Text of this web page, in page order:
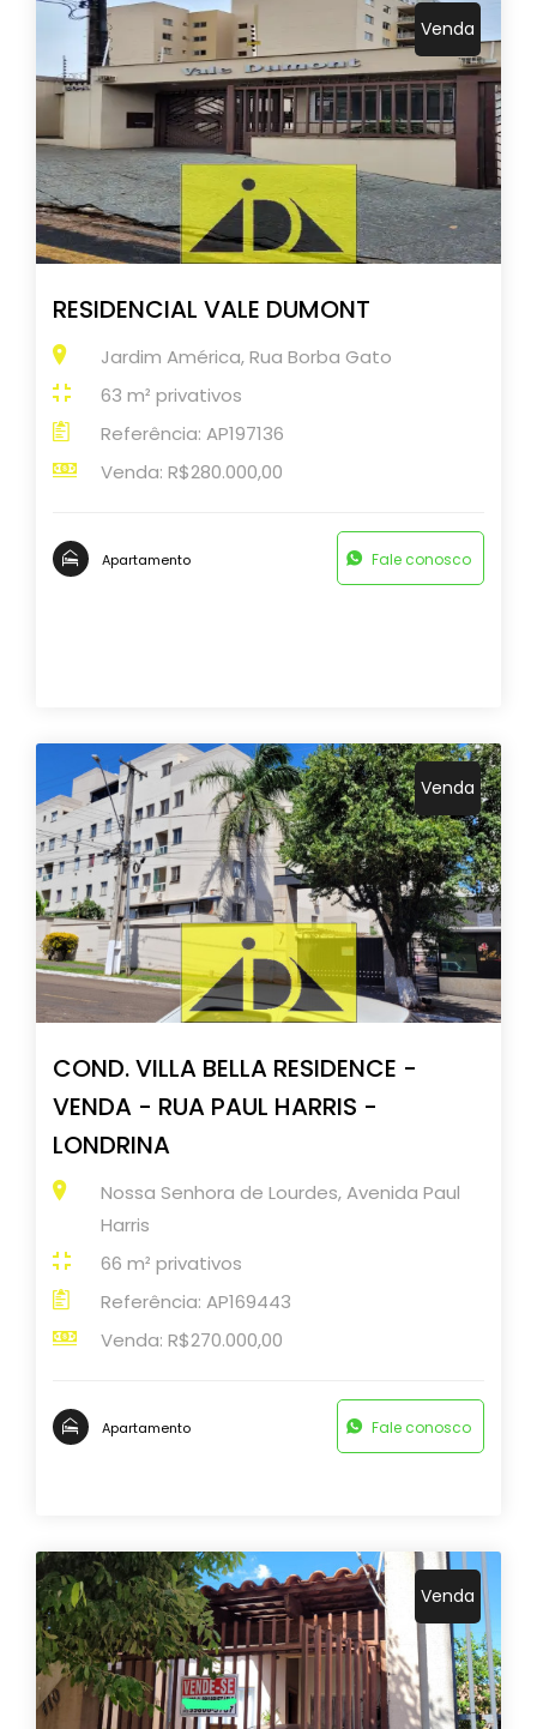
Venda
RESIDENCIAL VALE DUMONT
Jardim América, Rua Borba Gato
63 m² privativos
Referência: AP197136
Venda: R$280.000,00
Apartamento Fale conosco
Venda
COND. VILLA BELLA RESIDENCE -
VENDA - RUA PAUL HARRIS -
LONDRINA
Nossa Senhora de Lourdes, Avenida Paul
Harris
66 m² privativos
Referência: AP169443
Venda: R$270.000,00
Apartamento Fale conosco
Venda